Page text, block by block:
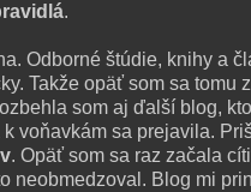
.
Odborné štúdie, knihy a
Takže opäť som sa tomu
som aj ďalší blog,
voňavkám sa prejavila.
. Opäť som sa raz začala
neobmedzoval. Blog mi